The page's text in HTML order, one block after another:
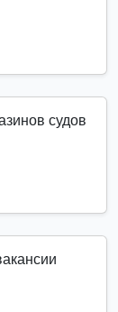
судов